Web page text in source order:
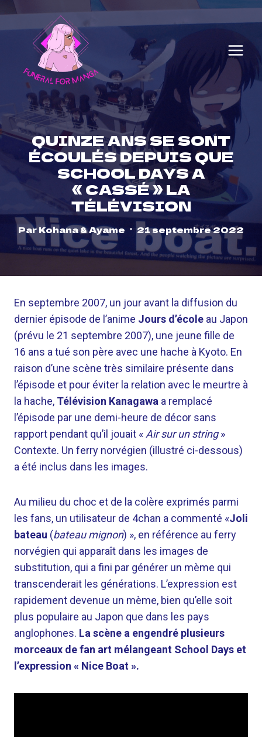
Skip
content
QUINZE ANS SE SONT
ÉCOULÉS DEPUIS QUE
SCHOOL DAYS A
« CASSÉ » LA
TÉLÉVISION
ParKohana & Ayame 21 septembre 2022
En septembre 2007, un jour avant la diffusion du
dernier épisode de l’anime Jours d’école au Japon
(prévu le 21 septembre 2007), une jeune fille de
16 ans a tué son père avec une hache à Kyoto. En
raison d’une scène très similaire présente dans
l’épisode et pour éviter la relation avec le meurtre à
la hache, Télévision Kanagawa a remplacé
l’épisode par une demi-heure de décor sans
rapport pendant qu’il jouait « Air sur un string»
Contexte. Un ferry norvégien (illustré ci-dessous)
a été inclus dans les images.
Au milieu du choc et de la colère exprimés parmi
les fans, un utilisateur de 4chan a commenté «Joli
bateau (bateau mignon) », en référence au ferry
norvégien qui apparaît dans les images de
substitution, qui a fini par générer un mème qui
transcenderait les générations. L’expression est
rapidement devenue un mème, bien qu’elle soit
plus populaire au Japon que dans les pays
anglophones. La scène a engendré plusieurs
morceaux de fan art mélangeant School Days et
l’expression « Nice Boat ».